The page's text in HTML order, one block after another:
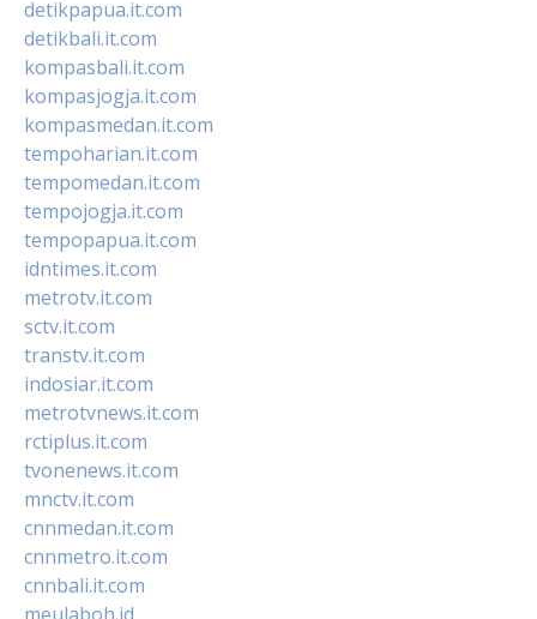
detikpapua.it.com
detikbali.it.com
kompasbali.it.com
kompasjogja.it.com
kompasmedan.it.com
tempoharian.it.com
tempomedan.it.com
tempojogja.it.com
tempopapua.it.com
idntimes.it.com
metrotv.it.com
sctv.it.com
transtv.it.com
indosiar.it.com
metrotvnews.it.com
rctiplus.it.com
tvonenews.it.com
mnctv.it.com
cnnmedan.it.com
cnnmetro.it.com
cnnbali.it.com
meulaboh.id